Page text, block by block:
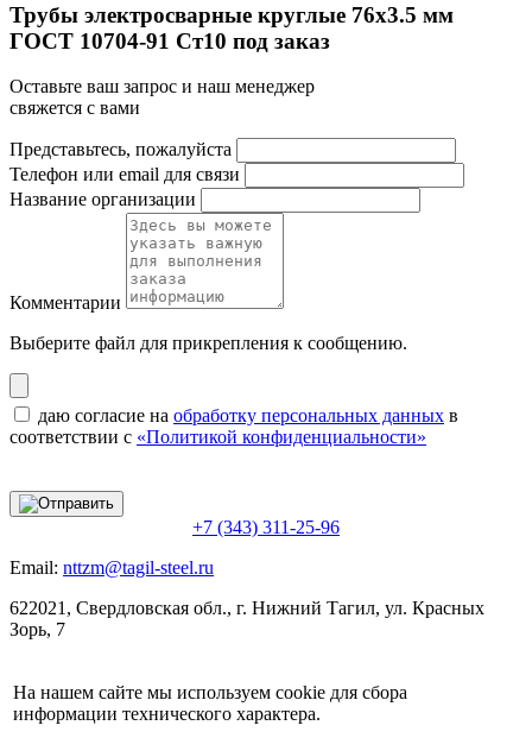
Трубы электросварные круглые 76x3.5 мм
ГОСТ 10704-91 Ст10 под заказ
Оставьте ваш запрос и наш менеджер
свяжется с вами
Представьтесь, пожалуйста
Телефон или email для связи
Название организации
Комментарии
Выберите файл для прикрепления к сообщению.
даю согласие на обработку персональных данных в
соответствии с «Политикой конфиденциальности»
+7 (343) 311-25-96
Email: nttzm@tagil-steel.ru
622021, Свердловская обл., г. Нижний Тагил, ул. Красных
Зорь, 7
На нашем сайте мы используем cookie для сбора
информации технического характера.